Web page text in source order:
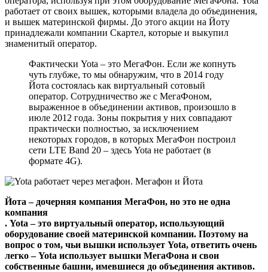
работает от своих вышек, которыми владела до объединения,
и вышек материнской фирмы. До этого акции на Йоту
принадлежали компании Скартел, которые и выкупил
знаменитый оператор.
Фактически Yota – это МегаФон. Если же копнуть
чуть глубже, то мы обнаружим, что в 2014 году
Йота состоялась как виртуальный сотовый
оператор. Сотрудничество же с МегаФоном,
выраженное в объединении активов, произошло в
июле 2012 года. Зоны покрытия у них совпадают
практически полностью, за исключением
некоторых городов, в которых МегаФон построил
сети LTE Band 20 – здесь Yota не работает (в
формате 4G).
Йота – дочерняя компания МегаФон, но это не одна
компания
. Yota – это виртуальный оператор, использующий
оборудование своей материнской компании. Поэтому на
вопрос о том, чьи вышки использует Yota, ответить очень
легко – Yota использует вышки МегаФона и свои
собственные башни, имевшиеся до объединения активов.